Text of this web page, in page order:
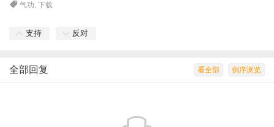
气功,下载
支持 反对
倒序浏览
看全部
全部回复